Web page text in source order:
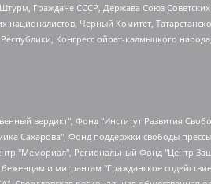
Граждане СССР, Держава Союз Советских
Черный Комитет,
Конгресс ойрат-калмыцкого
Павлов Иван Юрьевич, Скворцова Елена Сергеевна, Общество с ограниченной ответственностью "Как бы инагент", Кочетков Игорь Викторович, Общество с ограниченной ответственностью "Честные выборы", Еланчик Олег Александрович, Общество с ограниченной ответственностью "Нобелевский призыв", Гималова Регина Эмилевна, Григорьев Андрей Валерьевич, Григорьева Алина Александровна, Ассоциация по содействию защите прав призывников, альтернативнослужащих и военнослужащих "Правозащитная группа "Гражданин.Армия.Право", Хисамова Регина Фаритовна, Автономная некоммерческая организация по реализации социально-правовых программ "Лилит", Дальневосточное общественное движение "Маяк", Санкт-Петербургская ЛГБТ-инициативная группа "Выход", Инициативная группа ЛГБТ+ "Реверс", Алексеев Андрей Викторович, Бекбулатова Таисия Львовна, Беляев Иван Михайлович, Владыкина Елена Сергеевна, Гельман Марат Александрович, Никульшина Вероника Юрьевна, Толоконникова Надежда Андреевна, Шендерович Виктор Анатольевич, Общество с ограниченной ответственностью "Данное сообщение", Общество с ограниченной ответственностью Издательский дом "Новая глава", Айнбиндер Александра Александровна, Московский комьюнити-центр для ЛГБТ+инициатив, Благотворительный фонд развития филантропии, Deutsche Welle (Германия, Kurt-Schumacher-Strasse 3, 53113 Bonn), Борзунова Мария Михайловна, Воробьев Виктор Викторович, Голубева Анна Львовна, Константинова Алла Михайловна, Малкова Ирина Владимировна, Мурадов Мурад Абдулгалимович, Осетинская Елизавета Николаевна, Понасенков Евгений Николаевич, Ганапольский Матвей Юрьевич, Киселев Евгений Алексеевич, Борухович Ирина Григорьевна, Дремин Иван Тимофеевич, Дубровский Дмитрий Викторович, Красноярская региональная общественная организация поддержки и развития альтернативных образовательных технологий и межкультурных коммуникаций "ИНТЕРРА", Маяковская Екатерина Алексеевна, Фейгин Марк Захарович, Филимонов Андрей Викторович, Дзугкоева Регина Николаевна,